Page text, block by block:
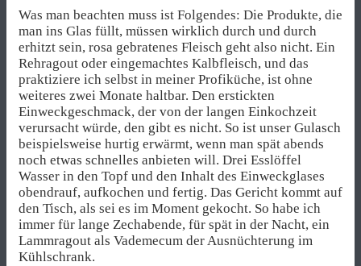
Was man beachten muss ist Folgendes: Die Produkte, die
man ins Glas füllt, müssen wirklich durch und durch
erhitzt sein, rosa gebratenes Fleisch geht also nicht. Ein
Rehragout oder eingemachtes Kalbfleisch, und das
praktiziere ich selbst in meiner Profiküche, ist ohne
weiteres zwei Monate haltbar. Den erstickten
Einweckgeschmack, der von der langen Einkochzeit
verursacht würde, den gibt es nicht. So ist unser Gulasch
beispielsweise hurtig erwärmt, wenn man spät abends
noch etwas schnelles anbieten will. Drei Esslöffel
Wasser in den Topf und den Inhalt des Einweckglases
obendrauf, aufkochen und fertig. Das Gericht kommt auf
den Tisch, als sei es im Moment gekocht. So habe ich
immer für lange Zechabende, für spät in der Nacht, ein
Lammragout als Vademecum der Ausnüchterung im
Kühlschrank.